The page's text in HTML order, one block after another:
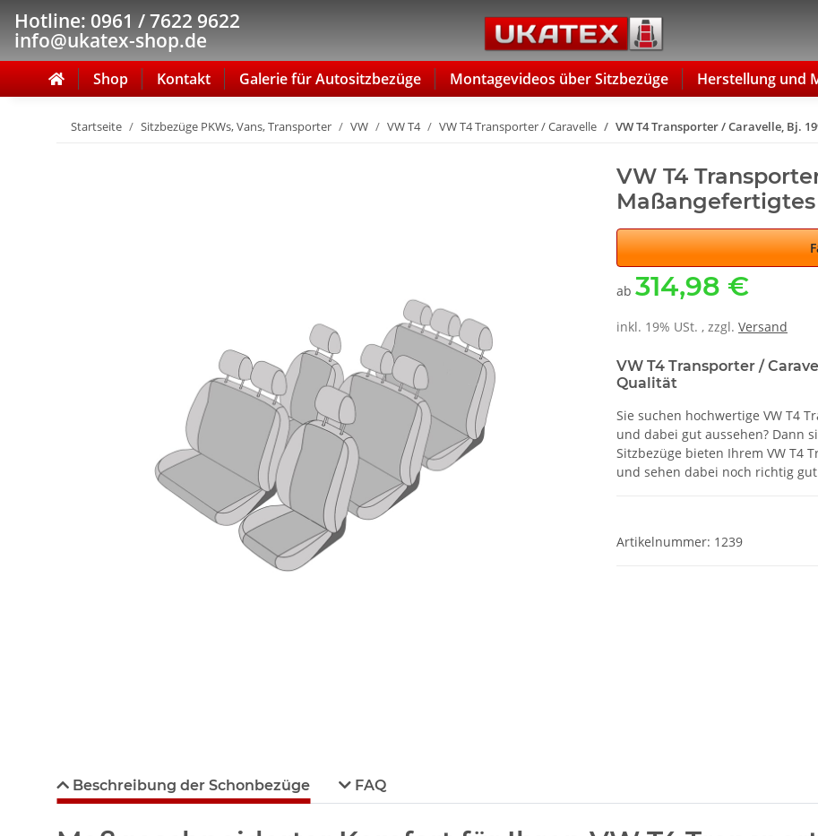
Hotline: 0961 / 7622 9622
info@ukatex-shop.de
Shop Kontakt Galerie für Autositzbezüge Montagevideos über Sitzbezüge Herstellung und
Startseite Sitzbezüge PKWs, Vans, Transporter VW VW T4 VW T4 Transporter / Caravelle VW T4 Transporter / Caravelle, Bj.
VW T4
ab 314,98 €
inkl. 19% USt. , zzgl. Versand
VW T4 Transporter /
Qualität
Sie suchen hochwertige VW T4
und dabei gut aussehen? Dann
Sitzbezüge bieten Ihrem VW T4
und sehen dabei noch richtig
Artikelnummer: 1239
Beschreibung der Schonbezüge FAQ